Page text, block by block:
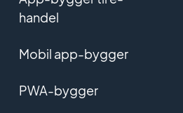
handel
Mobil app-bygger
PWA-bygger